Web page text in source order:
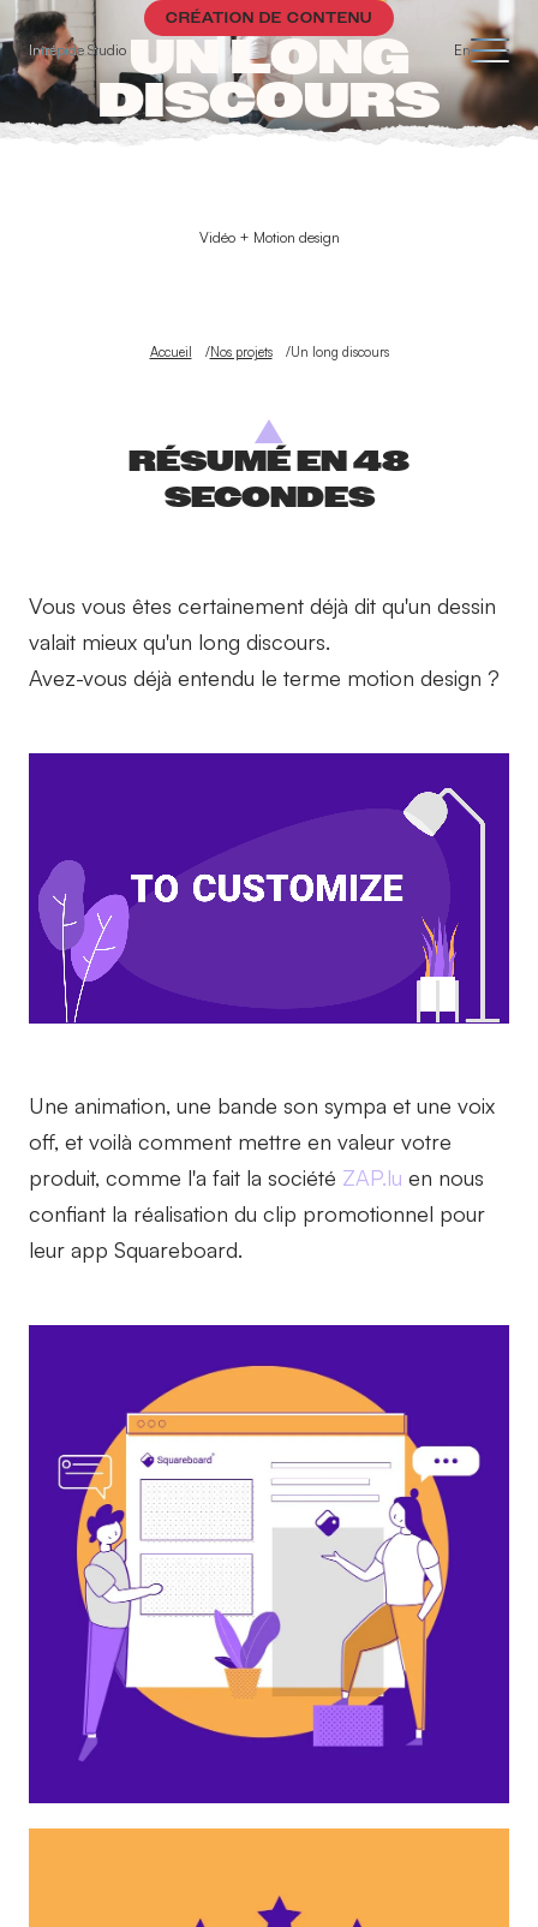
Intrépide Studio En
CRÉATION DE CONTENU
UN LONG
DISCOURS
Vidéo + Motion design
Accueil Nos projets Un long discours
RÉSUMÉ EN 48
SECONDES
Vous vous êtes certainement déjà dit qu'un dessin
valait mieux qu'un long discours.
Avez-vous déjà entendu le terme motion design ?
Une animation, une bande son sympa et une voix
off, et voilà comment mettre en valeur votre
produit, comme l'a fait la société ZAP.lu en nous
confiant la réalisation du clip promotionnel pour
leur app Squareboard.
Panneau de gestion des cookies